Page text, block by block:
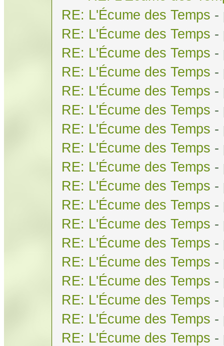
RE: L'Écume des Temps -
RE: L'Écume des Temps -
RE: L'Écume des Temps -
RE: L'Écume des Temps -
RE: L'Écume des Temps -
RE: L'Écume des Temps -
RE: L'Écume des Temps -
RE: L'Écume des Temps -
RE: L'Écume des Temps -
RE: L'Écume des Temps -
RE: L'Écume des Temps -
RE: L'Écume des Temps -
RE: L'Écume des Temps -
RE: L'Écume des Temps -
RE: L'Écume des Temps -
RE: L'Écume des Temps -
RE: L'Écume des Temps -
RE: L'Écume des Temps -